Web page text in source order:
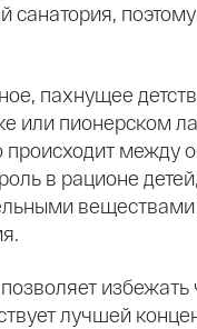
санатория,
пахнущее
или пионерском
происходит между
в рационе
веществами
избежать
лучшей